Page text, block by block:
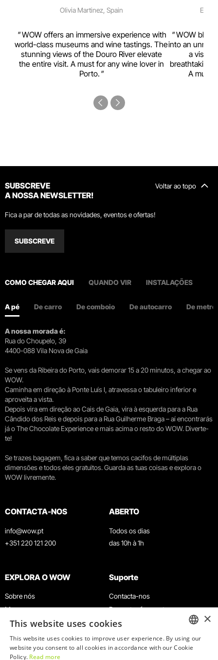
Olivia Martinez, Spain
WOW offers an immersive experience with
world-class museums and wine tastings. The
stunning views of the Douro River elevate
the entire visit. A must for any wine lover in
Porto.
WOW
into an
a visual
breathtaking
A must-
Voltar ao topo
SUBSCREVE
A NOSSA NEWSLETTER!
Fica a par de todas as novidades, eventos e ofertas!
SUBSCREVE
COMO CHEGAR AQUI QUANDO VIR INSTALAÇÕES
A pé De carro De comboio De autocarro De metro
A nossa morada é:
Rua do Choupelo, 39
4400-088 Vila Nova de Gaia
Se vens da Ribeira do Porto, vais demorar 15 a 20 minutos, a chegar ao
WOW.
Caminha em direção à Ponte Luís I, atravessa o tabuleiro inferior e
aproveita a vista.
Depois vira em direção ao Cais de Gaia, vira à esquerda para a Rua
Cândido dos Reis e depois para a Rua Guilherme Braga – aí encontrarás
já o The Chocolate Experience e mais acima o resto do WOW. Diverte-
te!
Se trazes bagagem, fica a saber que temos cacifos de múltiplas
dimensões e todos eles gratuitos. Guarda as tuas coisas e explora o
WOW livremente.
CONTACTA-NOS
info@wow.pt
+351 220 121 200
ABERTO
Todos os dias
das 10h à 1h
EXPLORA O WOW
Sobre nós
Museus
Agenda
Notícias
Restaurantes
Suporte
Contacta-nos
Perguntas frequentes
Termos e Condições
Política de privacidade e cookies
Trabalha connosco
ENGLISH
×
This website uses cookies
This website uses cookies to improve user experience. By using our
website you consent to all cookies in accordance with our Cookie
Policy. Read more